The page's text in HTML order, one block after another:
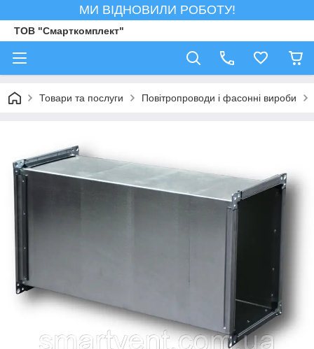
МИ ВІДНОВИЛИ РОБОТУ!
ТОВ "Смарткомплект"
Товари та послуги Повітропроводи і фасонні вироби